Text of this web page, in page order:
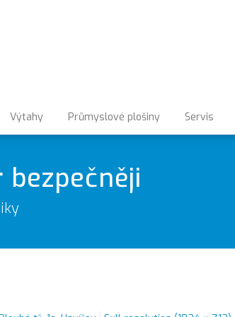
Výtahy Průmyslové plošiny Servis